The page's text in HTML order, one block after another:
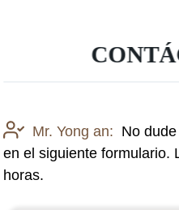
Mr. Yong an: No
en el siguiente formulario.
horas.